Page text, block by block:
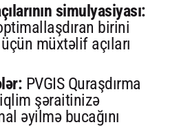
simulyasiyası:
birini
müxtəlif açıları
PVGIS Quraşdırma
şəraitinizə
əyilmə bucağını